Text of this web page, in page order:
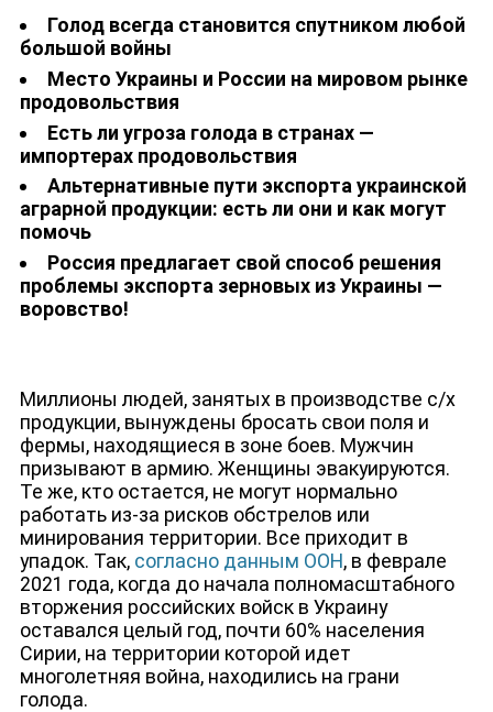
Голод всегда становится спутником любой
большой войны
Место Украины и России на мировом рынке
продовольствия
Есть ли угроза голода в странах —
импортерах продовольствия
Альтернативные пути экспорта украинской
аграрной продукции: есть ли они и как могут
помочь
Россия предлагает свой способ решения
проблемы экспорта зерновых из Украины —
воровство!
Миллионы людей, занятых в производстве с/х
продукции, вынуждены бросать свои поля и
фермы, находящиеся в зоне боев. Мужчин
призывают в армию. Женщины эвакуируются.
Те же, кто остается, не могут нормально
работать из-за рисков обстрелов или
минирования территории. Все приходит в
упадок. Так, согласно данным ООН, в феврале
2021 года, когда до начала полномасштабного
вторжения российских войск в Украину
оставался целый год, почти 60% населения
Сирии, на территории которой идет
многолетняя война, находились на грани
голода.